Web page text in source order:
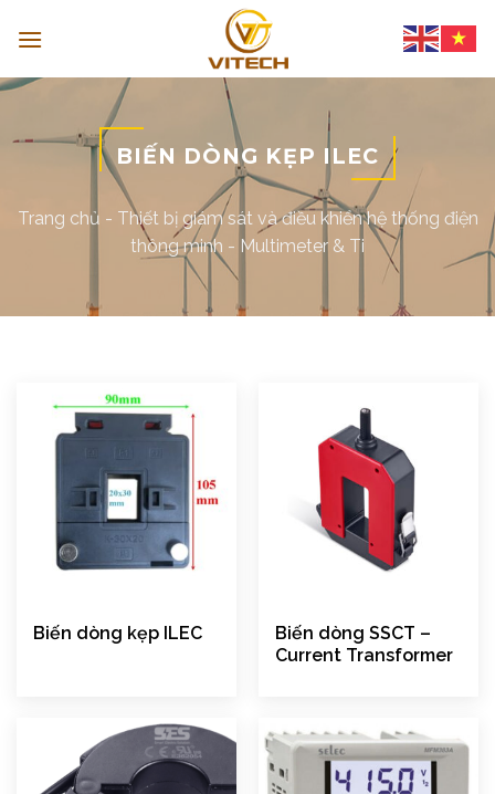
BIẾN DÒNG KẸP ILEC
Trang chủ - Thiết bị giám sát và điều khiển hệ thống điện
thông minh - Multimeter & Ti
Biến dòng kẹp ILEC
Biến dòng SSCT –
Current Transformer